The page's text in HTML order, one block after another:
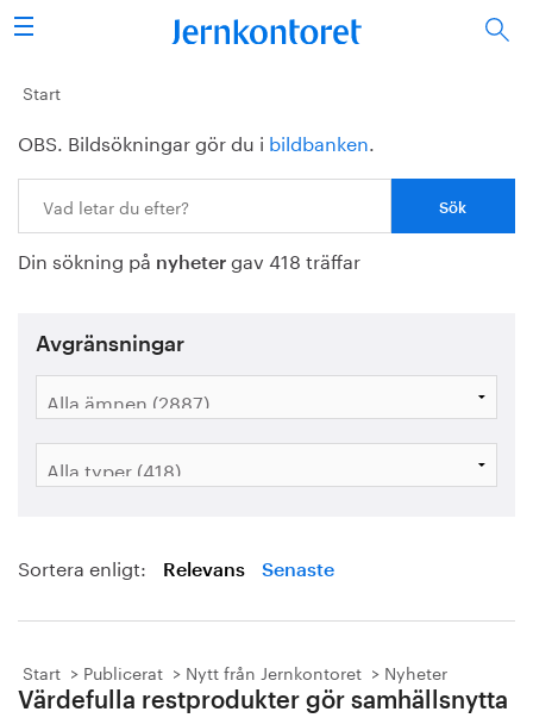
Sök
Stålindustrin
Vision 2050
Forskning/utbildning
Energi/miljö
Vi tycker
Bildbank
Start
OBS. Bildsökningar gör du i bildbanken.
Din sökning på nyheter gav 418 träffar
Avgränsningar
Sortera enligt: Relevans Senaste
Start Publicerat Nytt från Jernkontoret Nyheter
Värdefulla restprodukter gör samhällsnytta